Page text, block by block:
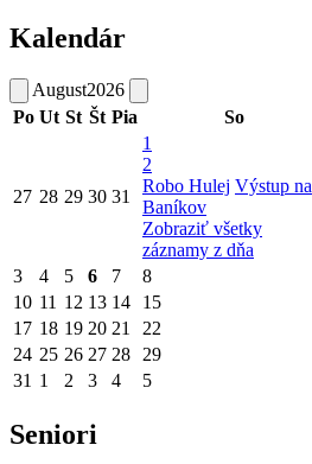
Kalendár
August2026
Po Ut St Št Pia So
27 28 29 30 31
1
2
Robo Hulej Výstup na
Baníkov
Zobraziť všetky
záznamy z dňa
3
4 5 6 7 8
10 11 12 13 14 15
17 18 19 20 21 22
24 25 26 27 28 29
31 1 2 3 4 5
Seniori